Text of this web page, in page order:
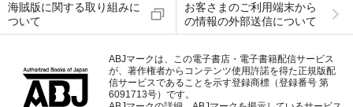
海賊版に関する取り組みに
ついて
お客さまのご利用端末から
の情報の外部送信について
ABJマークは、この電子書店・電子書籍配信サービス
が、著作権者からコンテンツ使用許諾を得た正規版配
信サービスであることを示す登録商標（登録番号 第
6091713号）です。